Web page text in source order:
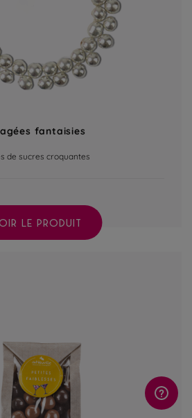
fantaisies
de sucres croquantes
LE PRODUIT